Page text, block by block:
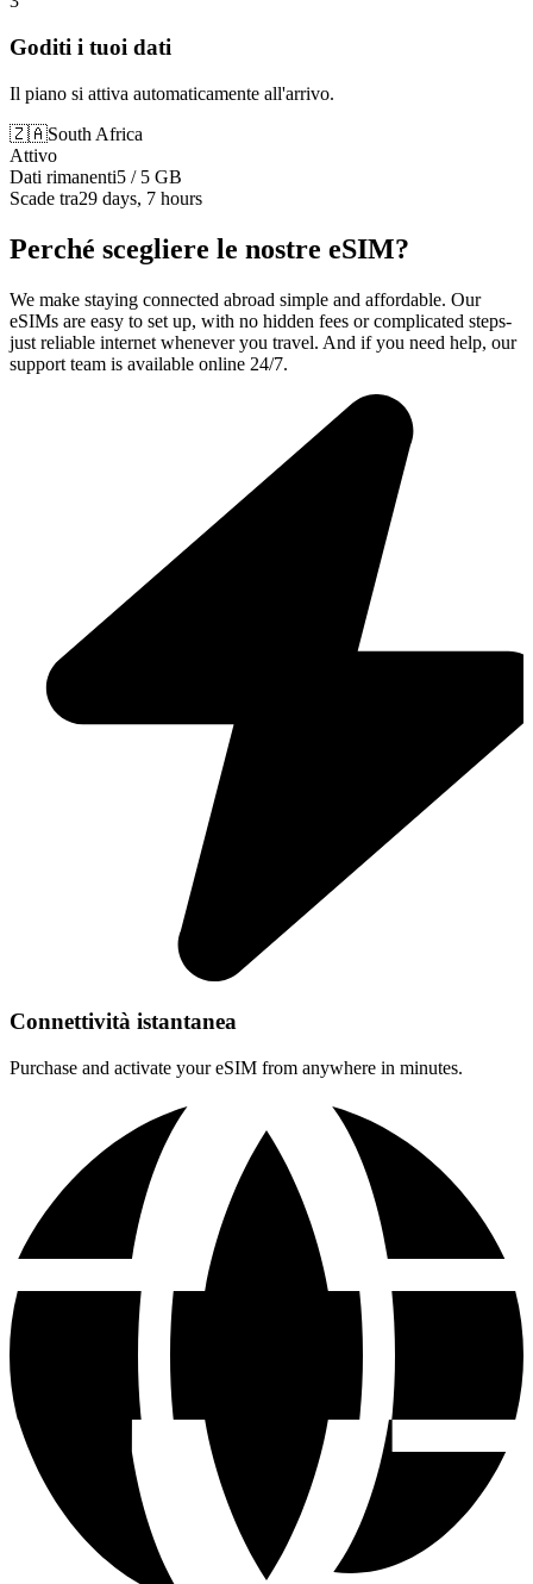
Goditi i tuoi dati
Il piano si attiva automaticamente all'arrivo.
🇿🇦South Africa
Attivo
Dati rimanenti5 / 5 GB
Scade tra29 days, 7 hours
Perché scegliere le nostre eSIM?
We make staying connected abroad simple and affordable. Our
eSIMs are easy to set up, with no hidden fees or complicated steps-
just reliable internet whenever you travel. And if you need help, our
support team is available online 24/7.
Connettività istantanea
Purchase and activate your eSIM from anywhere in minutes.